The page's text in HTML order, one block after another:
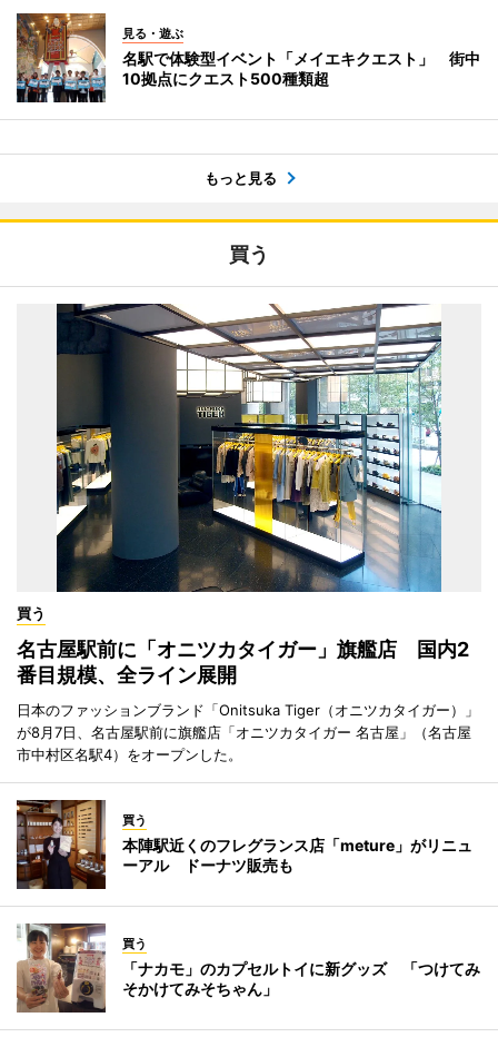
見る・遊ぶ
名駅で体験型イベント「メイエキクエスト」 街中
10拠点にクエスト500種類超
もっと見る
買う
買う
名古屋駅前に「オニツカタイガー」旗艦店 国内2
番目規模、全ライン展開
日本のファッションブランド「Onitsuka Tiger（オニツカタイガー）」
が8月7日、名古屋駅前に旗艦店「オニツカタイガー 名古屋」（名古屋
市中村区名駅4）をオープンした。
買う
本陣駅近くのフレグランス店「meture」がリニュ
ーアル ドーナツ販売も
買う
「ナカモ」のカプセルトイに新グッズ 「つけてみ
そかけてみそちゃん」